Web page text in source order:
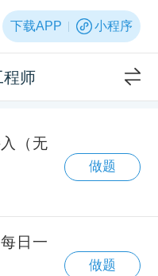
下载APP 小程序
程师
（无
做题
日一
做题